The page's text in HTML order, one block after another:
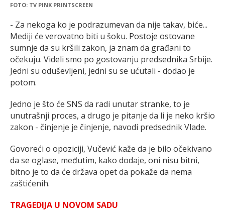
FOTO: TV PINK PRINTSCREEN
- Za nekoga ko je podrazumevan da nije takav, biće...
Mediji će verovatno biti u šoku. Postoje ostovane
sumnje da su kršili zakon, ja znam da građani to
očekuju. Videli smo po gostovanju predsednika Srbije.
Jedni su oduševljeni, jedni su se ućutali - dodao je
potom.
Jedno je što će SNS da radi unutar stranke, to je
unutrašnji proces, a drugo je pitanje da li je neko kršio
zakon - činjenje je činjenje, navodi predsednik Vlade.
Govoreći o opoziciji, Vučević kaže da je bilo očekivano
da se oglase, međutim, kako dodaje, oni nisu bitni,
bitno je to da će država opet da pokaže da nema
zaštićenih.
TRAGEDIJA U NOVOM SADU